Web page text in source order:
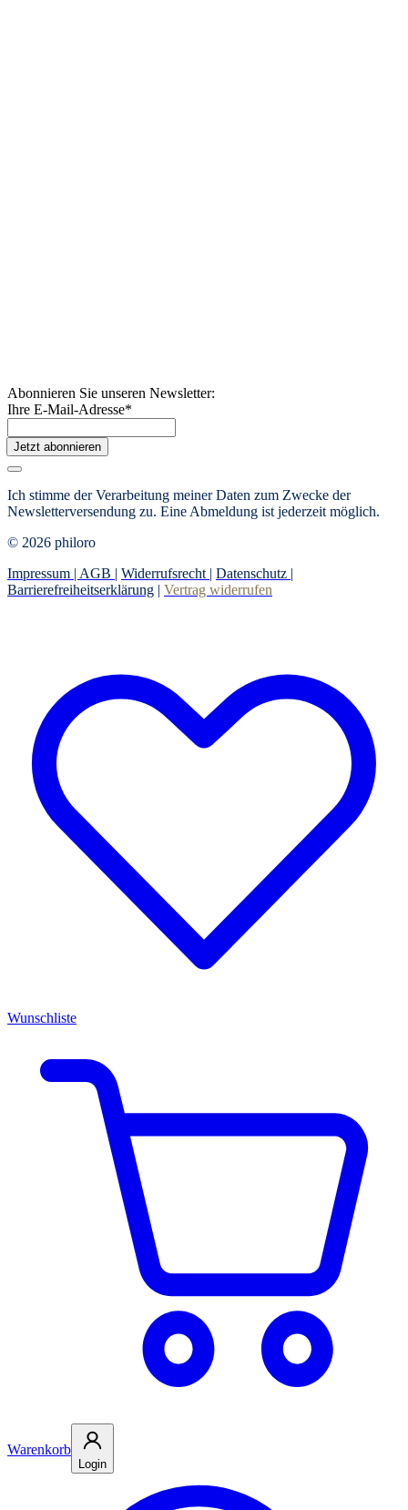
Abonnieren Sie unseren Newsletter:
Ihre E-Mail-Adresse*
Jetzt abonnieren
Ich stimme der Verarbeitung meiner Daten zum Zwecke der
Newsletterversendung zu. Eine Abmeldung ist jederzeit möglich.
© 2026 philoro
Impressum | AGB | Widerrufsrecht | Datenschutz |
Barrierefreiheitserklärung | Vertrag widerrufen
Wunschliste
Warenkorb
Login